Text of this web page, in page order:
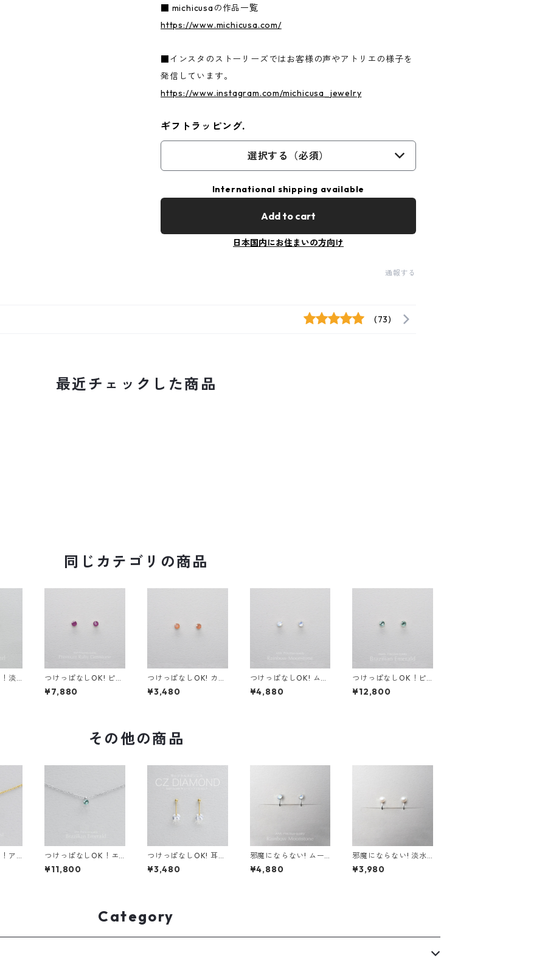
■ michicusaの作品一覧
https://www.michicusa.com/
■インスタのストーリーズではお客様の声やアトリエの様子を
発信しています。
https://www.instagram.com/michicusa_jewelry
ギフトラッピング.
選択する（必須）
International shipping available
Add to cart
日本国内にお住まいの方向け
通報する
(73)
最近チェックした商品
同じカテゴリの商品
淡
つけっぱなしOK! ピア
ス ルビー AAA サージ
カルステンレス 金属ア
¥7,880
つけっぱなしOK! カー
ネリアン スタッドピア
ス AAA サージカルス
¥3,480
つけっぱなしOK! ムー
ンストーン ピアス AA
A レインボー サージカ
¥4,880
つけっぱなしOK！ピ
アス エメラルド AAA
サージカルステンレス
¥12,800
その他の商品
ア
つけっぱなしOK！エ
メラルド AAA 一粒ネ
ックレス 金属アレルギ
スキンジュエリー
¥11,800
つけっぱなしOK! 耳が
痛くなりにくいシンプ
ルイヤリング 2ways
応
¥3,480
邪魔にならない! ムー
ンストーン イヤリング
AAA レインボー サー
¥4,880
邪魔にならない! 淡水
パール イヤリング 金
属アレルギー サージカ
¥3,980
Category